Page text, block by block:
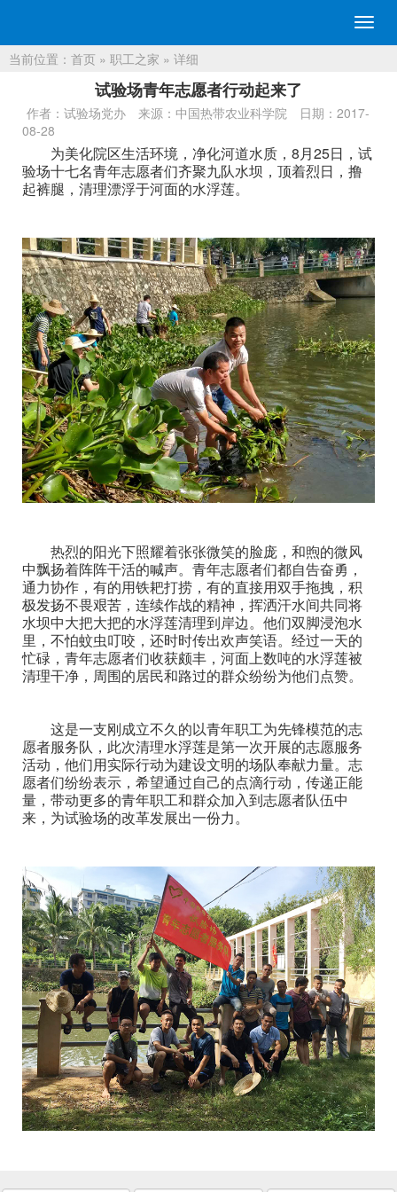
切
换
当前位置： 首页 » 职工之家 » 详细
试验场青年志愿者行动起来了
作者：试验场党办 来源：中国热带农业科学院
日期：2017-
08-28
为美化院区生活环境，净化河道水质，8月25日，试
验场十七名青年志愿者们齐聚九队水坝，顶着烈日，撸
起裤腿，清理漂浮于河面的水浮莲。
热烈的阳光下照耀着张张微笑的脸庞，和煦的微风
中飘扬着阵阵干活的喊声。青年志愿者们都自告奋勇，
通力协作，有的用铁耙打捞，有的直接用双手拖拽，积
极发扬不畏艰苦，连续作战的精神，挥洒汗水间共同将
水坝中大把大把的水浮莲清理到岸边。他们双脚浸泡水
里，不怕蚊虫叮咬，还时时传出欢声笑语。经过一天的
忙碌，青年志愿者们收获颇丰，河面上数吨的水浮莲被
清理干净，周围的居民和路过的群众纷纷为他们点赞。
这是一支刚成立不久的以青年职工为先锋模范的志
愿者服务队，此次清理水浮莲是第一次开展的志愿服务
活动，他们用实际行动为建设文明的场队奉献力量。志
愿者们纷纷表示，希望通过自己的点滴行动，传递正能
量，带动更多的青年职工和群众加入到志愿者队伍中
来，为试验场的改革发展出一份力。